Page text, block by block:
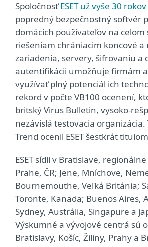
SpoločnosťESET už vyše 30 rokov
popredný bezpečnostný softvér
domácich používateľov na celom
riešeniam chrániacim koncové a
zariadenia, servery, šifrovaniu a
autentifikácii umožňuje firmám
využívať plný potenciál ich
rekord v počte VB100 ocenení,
britský Virus Bulletin, vysoko-
nezávislá testovacia
Trend ocenil ESET šesťkrát
ESET sídli v Bratislave,
Prahe, ČR; Jene, Mníchove,
Bournemouthe, Veľká Británia;
Toronte, Kanada; Buenos Aires,
Sydney, Austrália, Singapure a
Výskumné a vývojové centrá sú
Bratislavy, Košíc, Žiliny, Prahy a